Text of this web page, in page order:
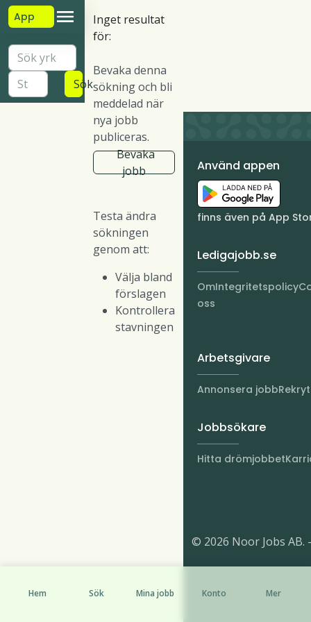
App
Sök
Inget resultat
för:
Bevaka denna
sökning och bli
meddelad när
nya jobb
publiceras.
Bevaka
jobb
Testa ändra
sökningen
genom att:
Välja bland
förslagen
Kontrollera
stavningen
Använd appen
finns även på App
Ledigajobb.se
Om
oss
Integritetspolicy
Arbetsgivare
Annonsera jobb
Jobbsökare
Hitta drömjobbet
© 2026 Noor Jobs AB.
Hem Sök Mina jobb Konto Mer